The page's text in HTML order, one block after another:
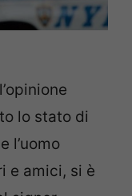
lo stato di
l’uomo
e amici, si è